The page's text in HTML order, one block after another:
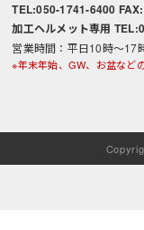
TEL:050-1741-6400
加工ヘルメット専用
営業時間：平日10時～17
※年末年始、GW、お盆など